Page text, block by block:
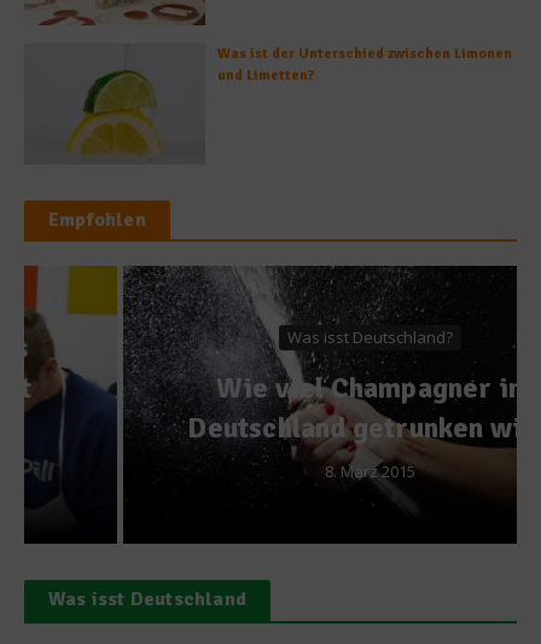
Was ist der Unterschied zwischen Limonen
und Limetten?
Empfohlen
Was isst Deutschland?
Wie viel Champagner in
Deutschland getrunken wird
8. März 2015
Was isst Deutschland